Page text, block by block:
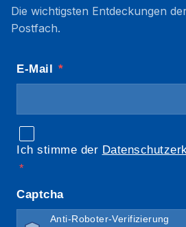
Die wichtigsten Entdeckungen
Postfach.